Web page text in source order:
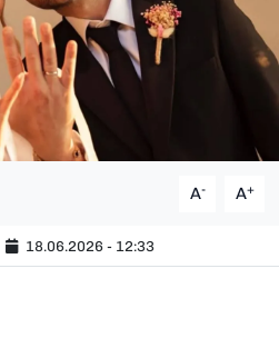
A- A+
18.06.2026 - 12:33